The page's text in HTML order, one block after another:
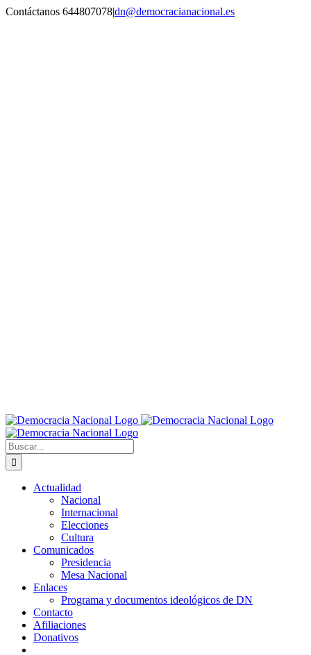
Saltar
Contáctanos 644807078|dn@democracianacional.es
Buscar:
Actualidad
Nacional
Internacional
Elecciones
Cultura
Comunicados
Presidencia
Mesa Nacional
Enlaces
Programa y documentos ideológicos de DN
Contacto
Afiliaciones
Donativos